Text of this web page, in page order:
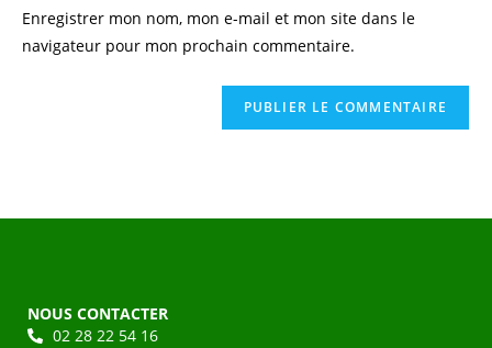
Enregistrer mon nom, mon e-mail et mon site dans le
navigateur pour mon prochain commentaire.
NOUS CONTACTER
02 28 22 54 16